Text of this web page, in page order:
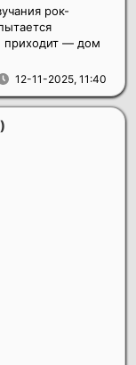
12-11-2025, 11:40
рок-
приходит — дом